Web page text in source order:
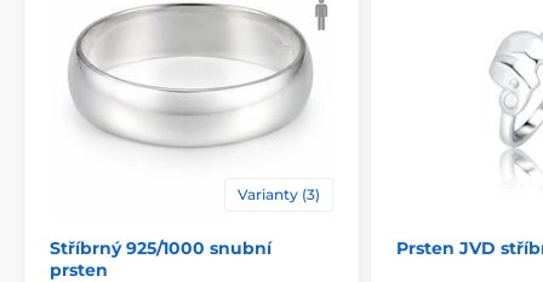
Varianty (3)
Stříbrný 925/1000 snubní
prsten
Prsten JVD